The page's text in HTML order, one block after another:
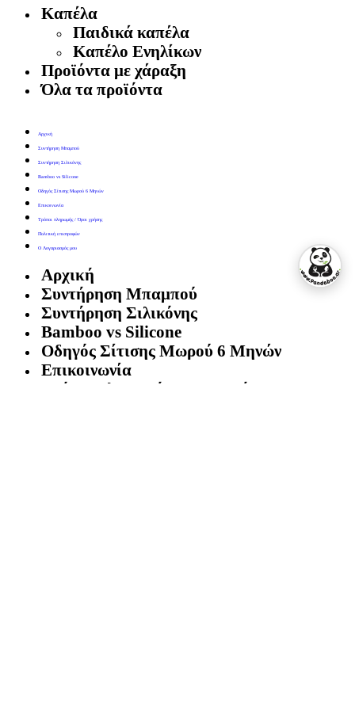
Καπέλα
Παιδικά καπέλα
Καπέλο Ενηλίκων
Προϊόντα με χάραξη
Όλα τα προϊόντα
Αρχική
Συντήρηση Μπαμπού
Συντήρηση Σιλικόνης
Bamboo vs Silicone
Οδηγός Σίτισης Μωρού 6 Μηνών
Επικοινωνία
Τρόποι πληρωμής / Όροι χρήσης
Πολιτική επιστροφών
Ο Λογαριασμός μου
Αρχική
Συντήρηση Μπαμπού
Συντήρηση Σιλικόνης
Bamboo vs Silicone
Οδηγός Σίτισης Μωρού 6 Μηνών
Επικοινωνία
Τρόποι πληρωμής / Όροι χρήσης